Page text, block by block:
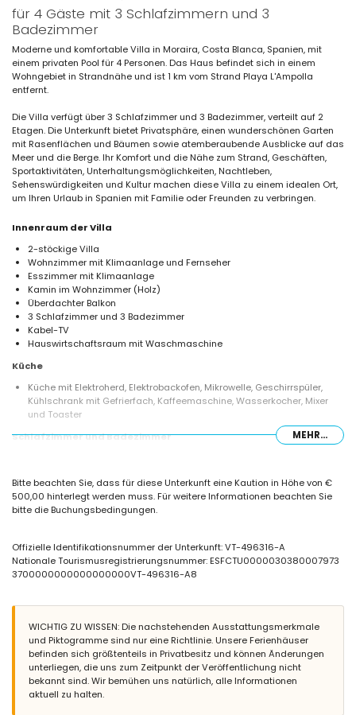
für 4 Gäste mit 3 Schlafzimmern und 3
Badezimmer
Moderne und komfortable Villa in Moraira, Costa Blanca, Spanien, mit
einem privaten Pool für 4 Personen. Das Haus befindet sich in einem
Wohngebiet in Strandnähe und ist 1 km vom Strand Playa L'Ampolla
entfernt.
Die Villa verfügt über 3 Schlafzimmer und 3 Badezimmer, verteilt auf 2
Etagen. Die Unterkunft bietet Privatsphäre, einen wunderschönen Garten
mit Rasenflächen und Bäumen sowie atemberaubende Ausblicke auf das
Meer und die Berge. Ihr Komfort und die Nähe zum Strand, Geschäften,
Sportaktivitäten, Unterhaltungsmöglichkeiten, Nachtleben,
Sehenswürdigkeiten und Kultur machen diese Villa zu einem idealen Ort,
um Ihren Urlaub in Spanien mit Familie oder Freunden zu verbringen.
Innenraum der Villa
2-stöckige Villa
Wohnzimmer mit Klimaanlage und Fernseher
Esszimmer mit Klimaanlage
Kamin im Wohnzimmer (Holz)
Überdachter Balkon
3 Schlafzimmer und 3 Badezimmer
Kabel-TV
Hauswirtschaftsraum mit Waschmaschine
Küche
Küche mit Elektroherd, Elektrobackofen, Mikrowelle, Geschirrspüler,
Kühlschrank mit Gefrierfach, Kaffeemaschine, Wasserkocher, Mixer
und Toaster
Schlafzimmer und Badezimmer
Schlafzimmer mit Klimaanlage und 2 Einzelbetten (200 x 90 cm)
Badezimmer mit Waschbecken, Badewanne/Dusche-Kombination und
Toilette
Außenbereich der Villa
wunderschöner Garten mit Rasenflächen, Bäumen und Gartenmöbeln
mit Liegen
2 Terrassen
außen Sitzbereich
2 private, eingezäunte Parkplätze
Weitere Informationen
MEHR...
Bitte beachten Sie, dass für diese Unterkunft eine Kaution in Höhe von €
500,00 hinterlegt werden muss. Für weitere Informationen beachten Sie
bitte die Buchungsbedingungen.
Offizielle Identifikationsnummer der Unterkunft: VT-496316-A
Nationale Tourismusregistrierungsnummer: ESFCTU0000030380007973
3700000000000000000VT-496316-A8
WICHTIG ZU WISSEN: Die nachstehenden Ausstattungsmerkmale
und Piktogramme sind nur eine Richtlinie. Unsere Ferienhäuser
befinden sich größtenteils in Privatbesitz und können Änderungen
unterliegen, die uns zum Zeitpunkt der Veröffentlichung nicht
bekannt sind. Wir bemühen uns natürlich, alle Informationen
aktuell zu halten.